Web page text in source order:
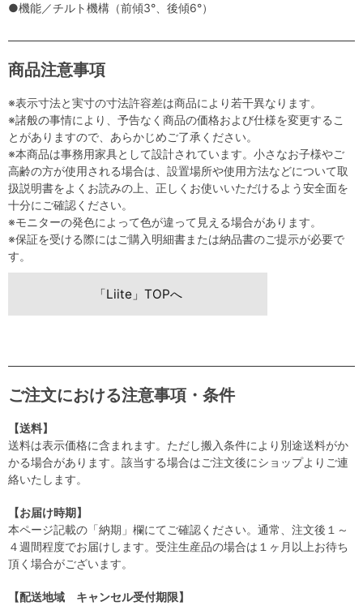
●機能／チルト機構（前傾3°、後傾6°）
商品注意事項
※表示寸法と実寸の寸法許容差は商品により若干異なります。
※諸般の事情により、予告なく商品の価格および仕様を変更するこ
とがありますので、あらかじめご了承ください。
※本商品は事務用家具として設計されています。小さなお子様やご
高齢の方が使用される場合は、設置場所や使用方法などについて取
扱説明書をよくお読みの上、正しくお使いいただけるよう安全面を
十分にご確認ください。
※モニターの発色によって色が違って見える場合があります。
※保証を受ける際にはご購入明細書または納品書のご提示が必要で
す。
「Liite」TOPへ
ご注文における注意事項・条件
【送料】
送料は表示価格に含まれます。ただし搬入条件により別途送料がか
かる場合があります。該当する場合はご注文後にショップよりご連
絡いたします。
【お届け時期】
本ページ記載の「納期」欄にてご確認ください。通常、注文後１～
４週間程度でお届けします。受注生産品の場合は１ヶ月以上お待ち
頂く場合がございます。
【配送地域 キャンセル受付期限】